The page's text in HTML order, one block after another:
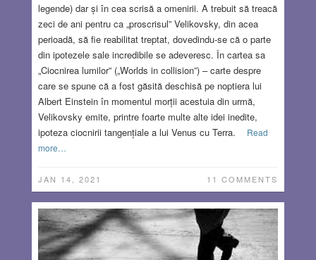
legende) dar și în cea scrisă a omenirii. A trebuit să treacă
zeci de ani pentru ca „proscrisul” Velikovsky, din acea
perioadă, să fie reabilitat treptat, dovedindu-se că o parte
din ipotezele sale incredibile se adeveresc. În cartea sa
„Ciocnirea lumilor” („Worlds in collision”) – carte despre
care se spune că a fost găsită deschisă pe noptiera lui
Albert Einstein în momentul morții acestuia din urmă,
Velikovsky emite, printre foarte multe alte idei inedite,
ipoteza ciocnirii tangențiale a lui Venus cu Terra.
Read
more…
JAN 14, 2021 11 COMMENTS